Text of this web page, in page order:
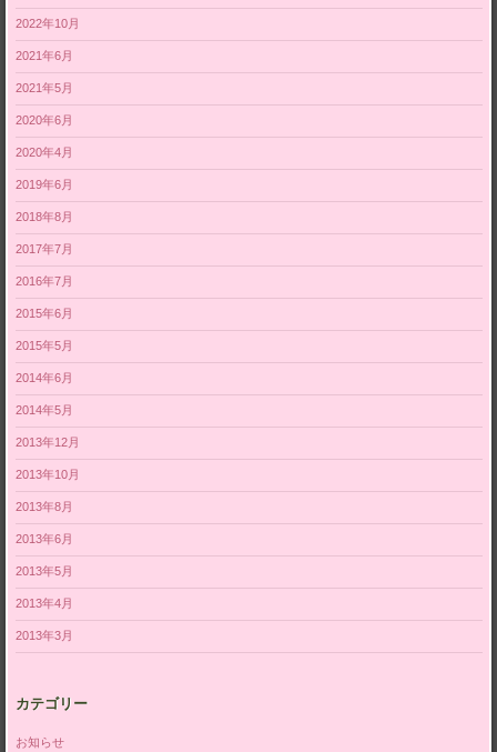
2022年10月
2021年6月
2021年5月
2020年6月
2020年4月
2019年6月
2018年8月
2017年7月
2016年7月
2015年6月
2015年5月
2014年6月
2014年5月
2013年12月
2013年10月
2013年8月
2013年6月
2013年5月
2013年4月
2013年3月
カテゴリー
お知らせ